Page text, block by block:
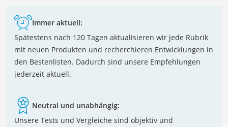
Immer aktuell:
Spätestens nach 120 Tagen aktualisieren wir jede Rubrik
mit neuen Produkten und recherchieren Entwicklungen in
den Bestenlisten. Dadurch sind unsere Empfehlungen
jederzeit aktuell.
Neutral und unabhängig:
Unsere Tests und Vergleiche sind objektiv und